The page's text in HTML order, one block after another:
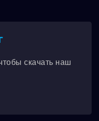
скачать наш